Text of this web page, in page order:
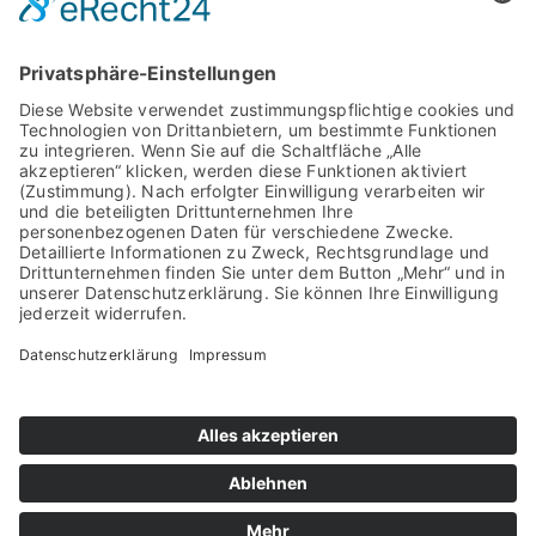
Briefmarkenfreunde Leer e.V.
Am Helling 11
26802 Moormerland
Telefon: 04954 – 9913464
info@briefmarkenfreunde-leer.de
Impressum
Cookie-Einstellungen